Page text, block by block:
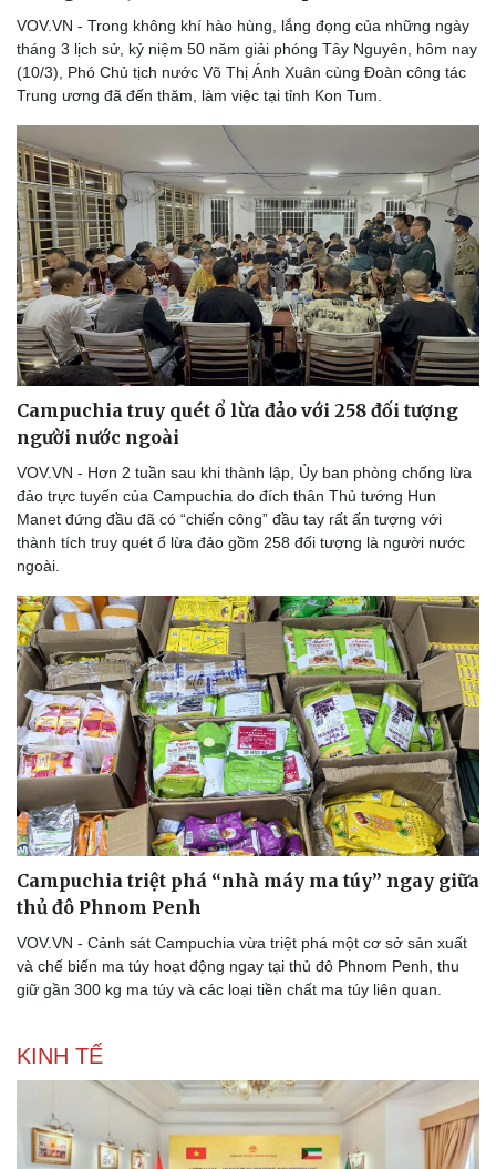
VOV.VN - Trong không khí hào hùng, lắng đọng của những ngày
tháng 3 lịch sử, kỷ niệm 50 năm giải phóng Tây Nguyên, hôm nay
(10/3), Phó Chủ tịch nước Võ Thị Ánh Xuân cùng Đoàn công tác
Trung ương đã đến thăm, làm việc tại tỉnh Kon Tum.
Campuchia truy quét ổ lừa đảo với 258 đối tượng
người nước ngoài
VOV.VN - Hơn 2 tuần sau khi thành lập, Ủy ban phòng chống lừa
đảo trực tuyến của Campuchia do đích thân Thủ tướng Hun
Manet đứng đầu đã có “chiến công” đầu tay rất ấn tượng với
thành tích truy quét ổ lừa đảo gồm 258 đối tượng là người nước
ngoài.
Campuchia triệt phá “nhà máy ma túy” ngay giữa
thủ đô Phnom Penh
VOV.VN - Cảnh sát Campuchia vừa triệt phá một cơ sở sản xuất
và chế biến ma túy hoạt động ngay tại thủ đô Phnom Penh, thu
giữ gần 300 kg ma túy và các loại tiền chất ma túy liên quan.
KINH TẾ